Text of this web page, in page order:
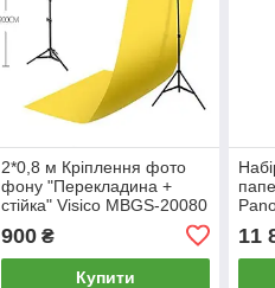
2*0,8 м Кріплення фото
фону "Перекладина +
стійка" Visico MBGS-20080
(тримач для фотостудії)
900₴
Купити
11